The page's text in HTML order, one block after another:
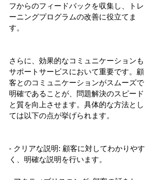
フからのフィードバックを収集し、トレ
ーニングプログラムの改善に役立てま
す。
さらに、効果的なコミュニケーションも
サポートサービスにおいて重要です。顧
客とのコミュニケーションがスムーズで
明確であることが、問題解決のスピード
と質を向上させます。具体的な方法とし
ては以下の点が挙げられます。
- クリアな説明: 顧客に対してわかりやす
く、明確な説明を行います。